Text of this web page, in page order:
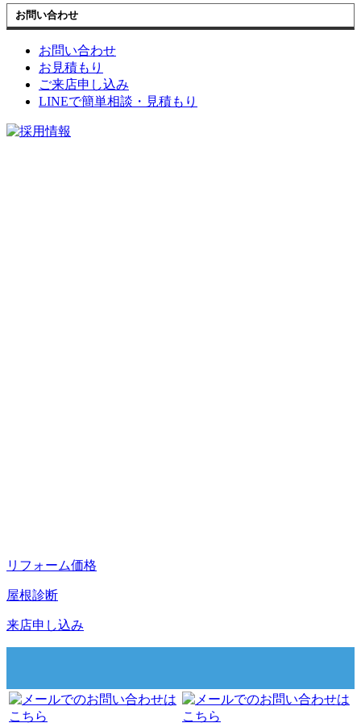
お問い合わせ
お問い合わせ
お見積もり
ご来店申し込み
LINEで簡単相談・見積もり
リフォーム価格
屋根診断
来店申し込み